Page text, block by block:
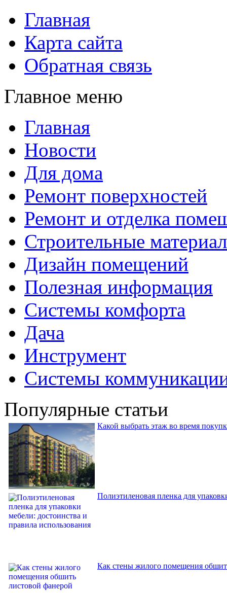
Главная
Карта сайта
Обратная связь
Главное меню
Главная
Новости
Для дома
Ремонт поверхностей
Ремонт и отделка
Строительные
Дизайн помещений
Полезная информация
Системы комфорта
Дача
Инструмент
Системы
Популярные статьи
Какой выбрать этаж во время
Полиэтиленовая пленка для
Как стены жилого помещения